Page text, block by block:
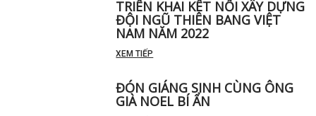
TRIỂN KHAI KẾT NỐI XÂY DỰNG
ĐỘI NGŨ THIÊN BANG VIỆT
NAM NĂM 2022
XEM TIẾP
ĐÓN GIÁNG SINH CÙNG ÔNG
GIÀ NOEL BÍ ẨN